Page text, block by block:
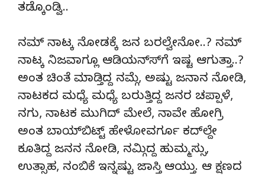
ತಡ್ಕೊಂಡ್ವಿ..
ನಮ್ ನಾಟ್ಕ ನೋಡಕ್ಕೆ ಜನ ಬರಲ್ವೇನೋ..? ನಮ್
ನಾಟ್ಕ ನಿಜವಾಗ್ಲೂ ಆಡಿಯನ್ಸ್‍ಗೆ ಇಷ್ಟ ಆಗುತ್ತಾ..?
ಅಂತ ಚಿಂತೆ ಮಾಡ್ತಿದ್ದ ನಮ್ಗೆ, ಅಷ್ಟು ಜನಾನ ನೋಡಿ,
ನಾಟಕದ ಮಧ್ಯೆ ಮಧ್ಯೆ ಬರುತ್ತಿದ್ದ ಜನರ ಚಪ್ಪಾಳೆ,
ನಗು, ನಾಟಕ ಮುಗಿದ್ ಮೇಲೆ, ನಾವೇ ಹೋಗ್ರಿ
ಅಂತ ಬಾಯ್‍ಬಿಟ್ಟ್ ಹೇಳೋವರ್ಗೂ ಕದ್‍ಲ್ದೇ
ಕೂತಿದ್ದ ಜನನ ನೋಡಿ, ನಮ್ಗಿದ್ದ ಹುಮ್ಮಸ್ಸು,
ಉತ್ಸಾಹ, ನಂಬಿಕೆ ಇನ್ನಷ್ಟು ಜಾಸ್ತಿ ಆಯ್ತು. ಆ ಕ್ಷಣದ